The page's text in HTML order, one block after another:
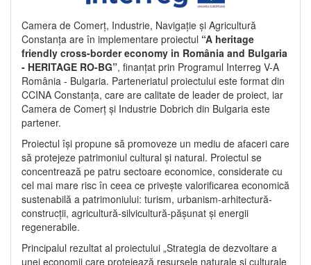
Camera de Comerț, Industrie, Navigație și Agricultură
Constanța are în implementare proiectul “A heritage
friendly cross-border economy in România and Bulgaria
- HERITAGE RO-BG”, finanțat prin Programul Interreg V-A
România - Bulgaria. Parteneriatul proiectului este format din
CCINA Constanța, care are calitate de leader de proiect, iar
Camera de Comerț și Industrie Dobrich din Bulgaria este
partener.
Proiectul își propune să promoveze un mediu de afaceri care
să protejeze patrimoniul cultural și natural. Proiectul se
concentrează pe patru sectoare economice, considerate cu
cel mai mare risc în ceea ce privește valorificarea economică
sustenabilă a patrimoniului: turism, urbanism-arhitectură-
construcții, agricultură-silvicultură-pășunat și energii
regenerabile.
Principalul rezultat al proiectului „Strategia de dezvoltare a
unei economii care protejează resursele naturale și culturale